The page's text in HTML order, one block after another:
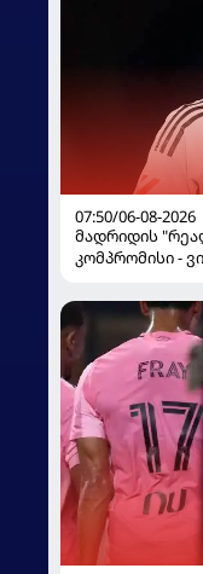
07:50/06-08-2026
მადრიდის
კომპრომისი -